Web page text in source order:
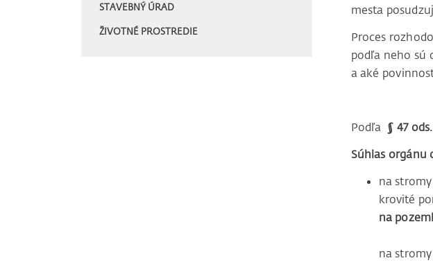
STAVEBNÝ ÚRAD
ŽIVOTNÉ PROSTREDIE
mesta
Proces
podľa neho sú
a aké
Podľa § 47
Súhlas orgánu
na
krovité
na
na